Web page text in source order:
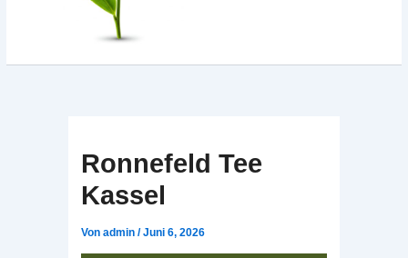
Ronnefeld Tee
Kassel
Von admin /Juni 6, 2026